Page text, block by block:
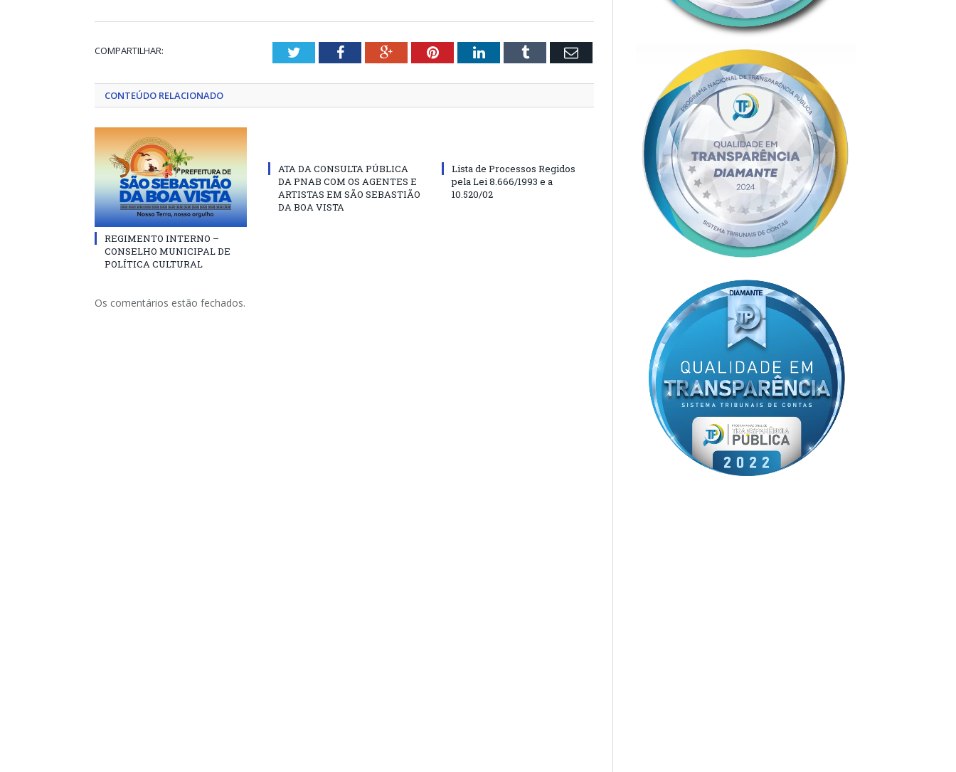
COMPARTILHAR: TwitterFacebookGoogle+PinterestLinkedInTumblr Email
CONTEÚDO RELACIONADO
REGIMENTO INTERNO –
CONSELHO MUNICIPAL DE
POLÍTICA CULTURAL
ATA DA CONSULTA PÚBLICA
DA PNAB COM OS AGENTES E
ARTISTAS EM SÃO SEBASTIÃO
DA BOA VISTA
Lista de Processos Regidos
pela Lei 8.666/1993 e a
10.520/02
Os comentários estão fechados.